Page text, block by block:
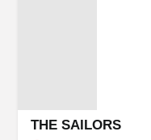
THE SAILORS